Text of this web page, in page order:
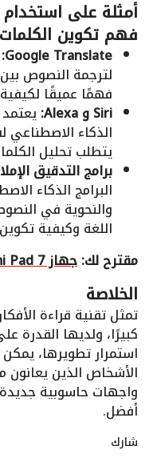
أمثلة على
فهم تكوين الكلمات
Google Translate:
لترجمة النصوص
فهمًا عميقًا
Siri و Alexa:
الذكاء الاصطناعي
يتطلب تحليل
برامج التدقيق
البرامج الذكاء
والنحوية في
اللغة وكيفية
مقترح لك:جهاز Xiaomi Pad 7
الخلاصة
تمثل تقنية قراءة
كبيرًا، ولديها القدرة
استمرار تطويرها،
الأشخاص الذين
واجهات حاسوبية
أفضل.
شارك